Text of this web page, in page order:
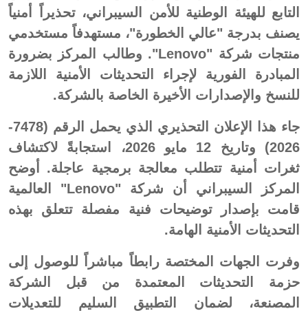
التابع للهيئة الوطنية للأمن السيبراني، تحذيراً أمنياً
يصنف بدرجة "عالي الخطورة"، مستهدفاً مستخدمي
منتجات شركة "Lenovo". وطالب المركز بضرورة
المبادرة الفورية لإجراء التحديثات الأمنية اللازمة
للنسخ والإصدارات الأخيرة الخاصة بالشركة.
جاء هذا الإعلان التحذيري الذي يحمل الرقم (7478-
2026) وتاريخ 12 مايو 2026، استجابةً لاكتشاف
ثغرات أمنية تتطلب معالجة برمجية عاجلة. أوضح
المركز السيبراني أن شركة "Lenovo" العالمية
قامت بإصدار توضيحات فنية مفصلة تتعلق بهذه
التحديثات الأمنية الهامة.
وفرت الجهات المختصة رابطاً مباشراً للوصول إلى
حزمة التحديثات المعتمدة من قبل الشركة
المصنعة، لضمان التطبيق السليم للتعديلات